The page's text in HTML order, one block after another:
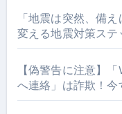
「地震は突然、備
変える地震対策ステ
【偽警告に注意】
へ連絡」は詐欺！